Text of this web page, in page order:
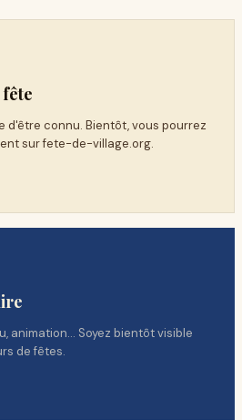
d'être connu. Bientôt, vous pourrez
surfete-de-village.org.
animation… Soyez bientôt visible
de fêtes.